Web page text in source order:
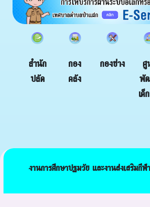
สำนัก
ปลัด
กอง
คลัง
กองช่าง
ศู
พั
เด็
งานการศึกษาปฐมวัย และงานส่งเสริมกี